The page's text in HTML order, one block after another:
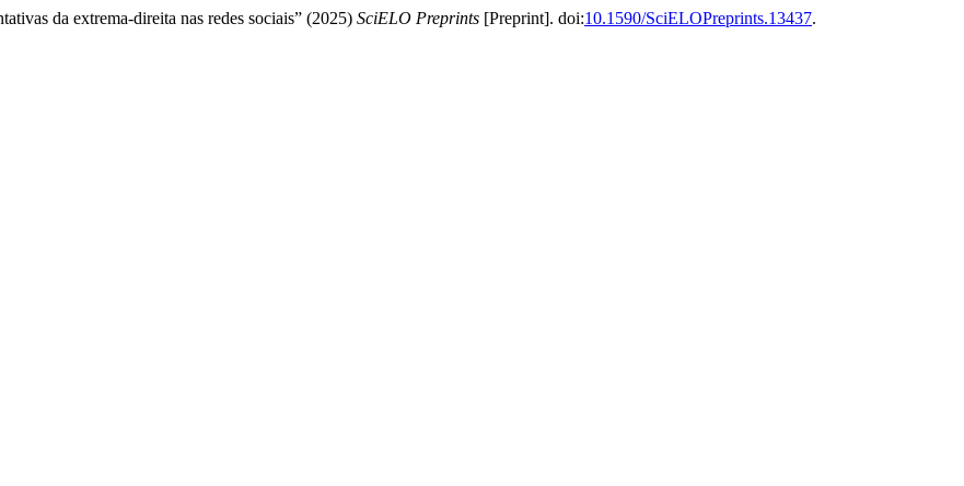
da extrema-direita nas redes sociais” (2025) SciELO Preprints [Preprint]. doi:10.1590/SciELOPreprints.13437.